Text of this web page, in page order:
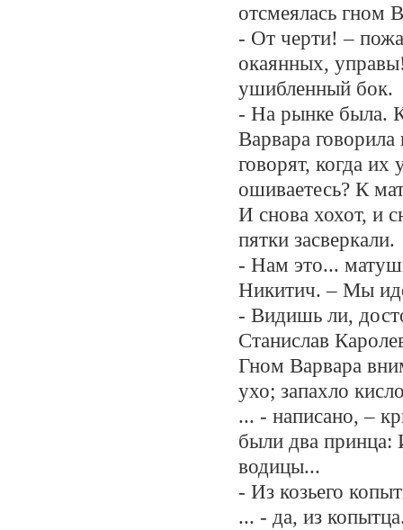
отсмеялась гном
- От черти! –
окаянных,
ушибленный бок.
- На рынке была.
Варвара
говорят, когда их
ошиваетесь? К
И снова хохот, и
пятки засверкали.
- Нам это...
Никитич. – Мы
- Видишь ли,
Станислав
Гном Варвара
ухо; запахло
... - написано, –
были два принца:
водицы...
- Из козьего
... - да, из